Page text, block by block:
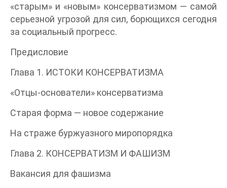
«старым» и «новым» консерватизмом — самой
серьезной угрозой для сил, борющихся сегодня
за социальный прогресс.
Предисловие
Глава 1. ИСТОКИ КОНСЕРВАТИЗМА
«Отцы-основатели» консерватизма
Старая форма — новое содержание
На страже буржуазного миропорядка
Глава 2. КОНСЕРВАТИЗМ И ФАШИЗМ
Вакансия для фашизма